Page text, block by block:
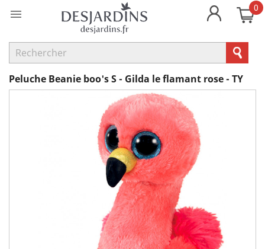
 0
Peluche Beanie boo's S - Gilda le flamant rose - TY